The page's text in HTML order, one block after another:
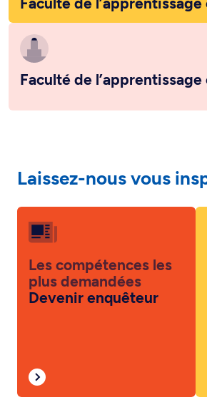
Faculté de l’apprentissage
Les compétences les
plus demandées
Devenir enquêteur